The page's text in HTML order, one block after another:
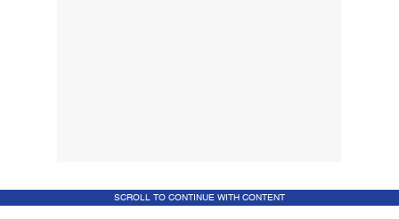
SCROLL TO CONTINUE WITH CONTENT